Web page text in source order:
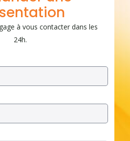
à vous contacter dans les
24h.